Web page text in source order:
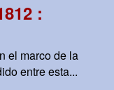
:
el marco de la
entre esta...